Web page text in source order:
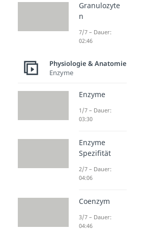
Granulozyte
n
7/7 – Dauer:
02:46
Physiologie & Anatomie
Enzyme
Enzyme
1/7 – Dauer:
03:30
Enzyme
Spezifität
2/7 – Dauer:
04:06
Coenzym
3/7 – Dauer:
04:46